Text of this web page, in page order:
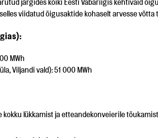
järgides kõiki Eesti Vabariigis kehtivaid
viidatud õigusaktide kohaselt arvesse
MWh
Viljandi vald): 51 000 MWh
kokku lükkamist ja etteandekonveierile